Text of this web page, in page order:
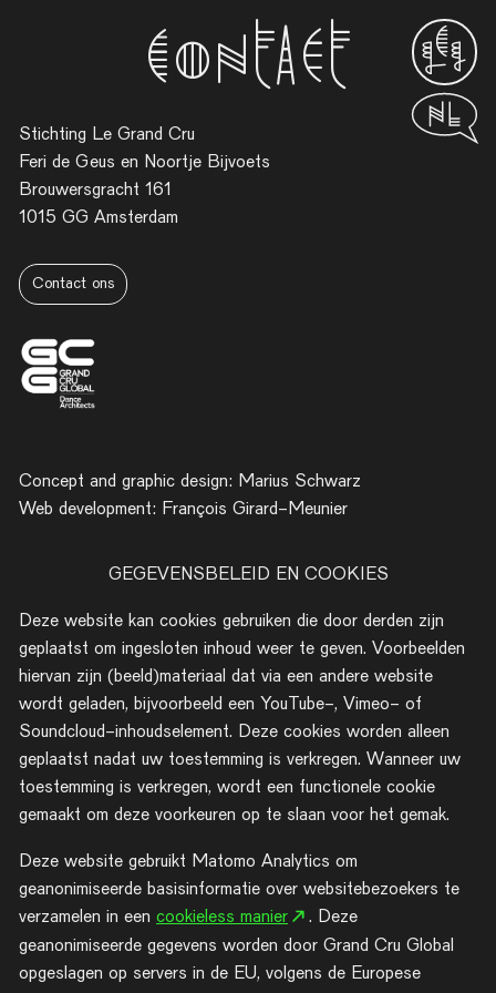
Contact
Stichting Le Grand Cru
Feri de Geus en Noortje Bijvoets
Brouwersgracht 161
1015 GG Amsterdam
Contact ons
Concept and graphic design: Marius Schwarz
Web development: François Girard-Meunier
GEGEVENSBELEID EN COOKIES
Deze website kan cookies gebruiken die door derden zijn
geplaatst om ingesloten inhoud weer te geven. Voorbeelden
hiervan zijn (beeld)materiaal dat via een andere website
wordt geladen, bijvoorbeeld een YouTube-, Vimeo- of
Soundcloud-inhoudselement. Deze cookies worden alleen
geplaatst nadat uw toestemming is verkregen. Wanneer uw
toestemming is verkregen, wordt een functionele cookie
gemaakt om deze voorkeuren op te slaan voor het gemak.
Deze website gebruikt Matomo Analytics om
geanonimiseerde basisinformatie over websitebezoekers te
verzamelen in een cookieless manier⁠⁠() ⁠. Deze
geanonimiseerde gegevens worden door Grand Cru Global
opgeslagen op servers in de EU, volgens de Europese